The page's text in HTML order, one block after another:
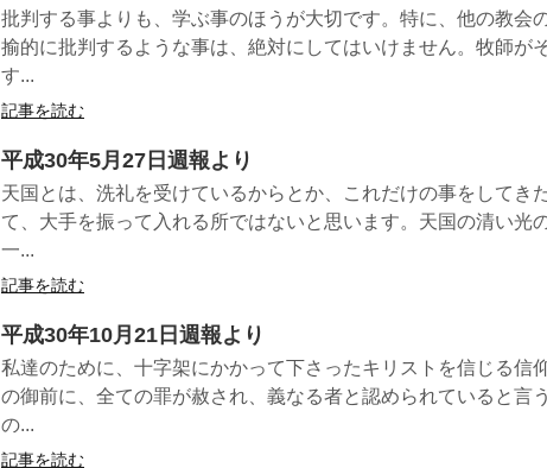
批判する事よりも、学ぶ事のほうが大切です。特に、他の教会
揄的に批判するような事は、絶対にしてはいけません。牧師が
す...
記事を読む
平成30年5月27日週報より
天国とは、洗礼を受けているからとか、これだけの事をしてき
て、大手を振って入れる所ではないと思います。天国の清い光
一...
記事を読む
平成30年10月21日週報より
私達のために、十字架にかかって下さったキリストを信じる信
の御前に、全ての罪が赦され、義なる者と認められていると言
の...
記事を読む